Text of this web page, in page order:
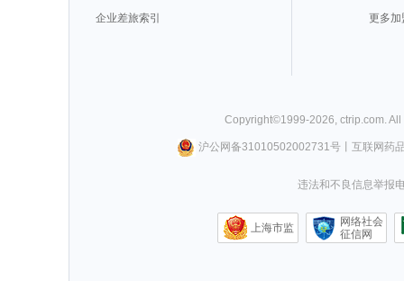
企业差旅索引
更多加
Copyright©1999-2026, ctrip.com.
沪公网备31010502002731号丨 互联网药
违法和不良信息举报
上海市监
网络社会
征信网